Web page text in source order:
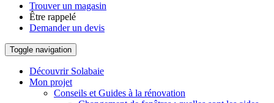
Trouver un magasin
Être rappelé
Demander un devis
Toggle navigation
Découvrir Solabaie
Mon projet
Conseils et Guides à la rénovation